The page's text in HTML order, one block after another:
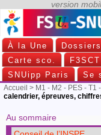
À la Une Dossiers
Carte sco.
F3SCT
SNUipp Paris
Se
Accueil > M1 - M2 - PES - T1
calendrier, épreuves,
Au sommaire